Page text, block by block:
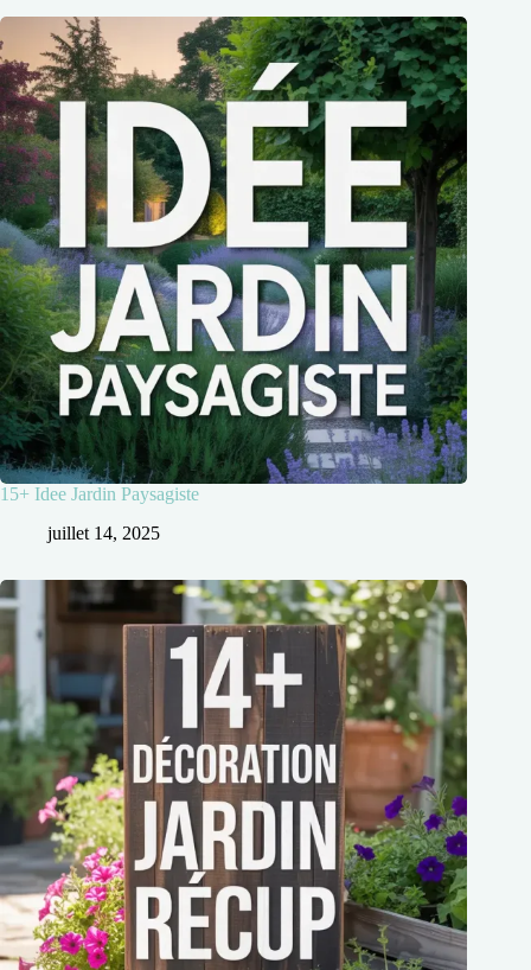
15+ Idee Jardin Paysagiste
juillet 14, 2025